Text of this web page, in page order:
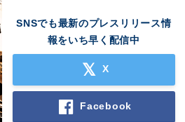
SNSでも最新のプレスリリース情
報をいち早く配信中
X
Facebook